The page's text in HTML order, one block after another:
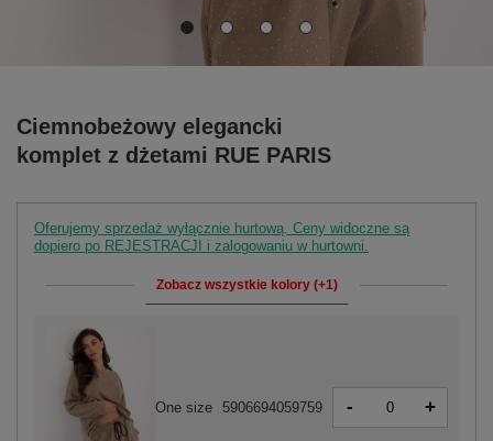
Ciemnobeżowy elegancki
komplet z dżetami RUE PARIS
Oferujemy sprzedaż wyłącznie hurtową. Ceny widoczne są
dopiero po REJESTRACJI i zalogowaniu w hurtowni.
Zobacz wszystkie kolory (+1)
One size 5906694059759 - +